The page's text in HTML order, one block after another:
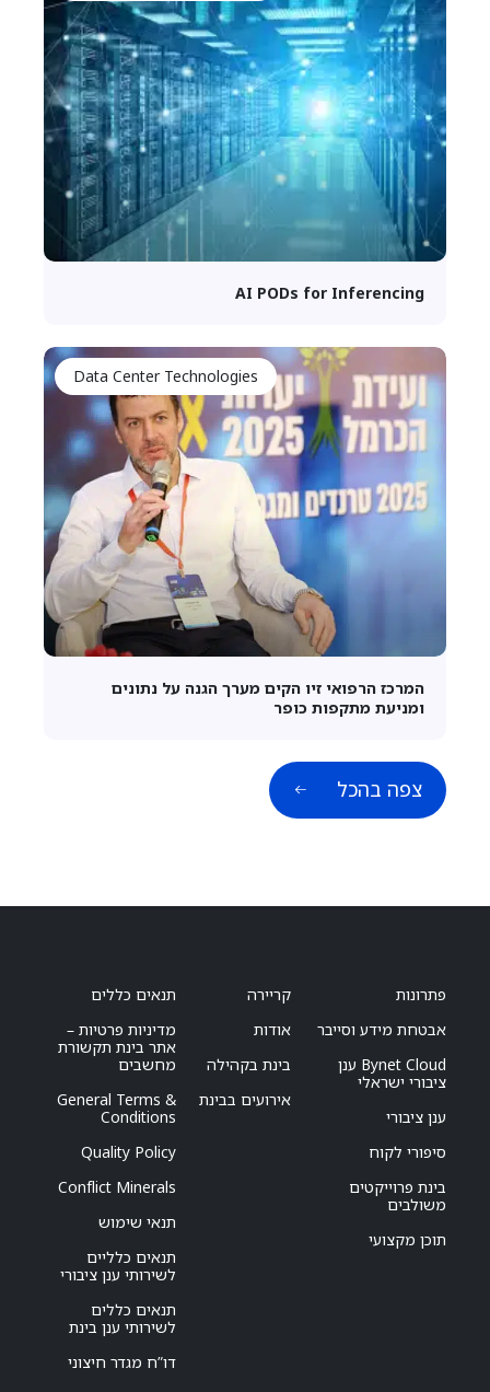
AI PODs for Inferencing
Data Center Technologies
המרכז הרפואי זיו הקים מערך הגנה על נתונים
ומניעת מתקפות כופר
צפה בהכל
פתרונות
אבטחת מידע וסייבר
Bynet Cloud ענן
ציבורי ישראלי
ענן ציבורי
סיפורי לקוח
בינת פרוייקטים
משולבים
תוכן מקצועי
קריירה
אודות
בינת בקהילה
אירועים בבינת
תנאים כללים
מדיניות פרטיות –
אתר בינת תקשורת
מחשבים
General Terms &
Conditions
Quality Policy
Conflict Minerals
תנאי שימוש
תנאים כלליים
לשירותי ענן ציבורי
תנאים כללים
לשירותי ענן בינת
דו”ח מגדר חיצוני